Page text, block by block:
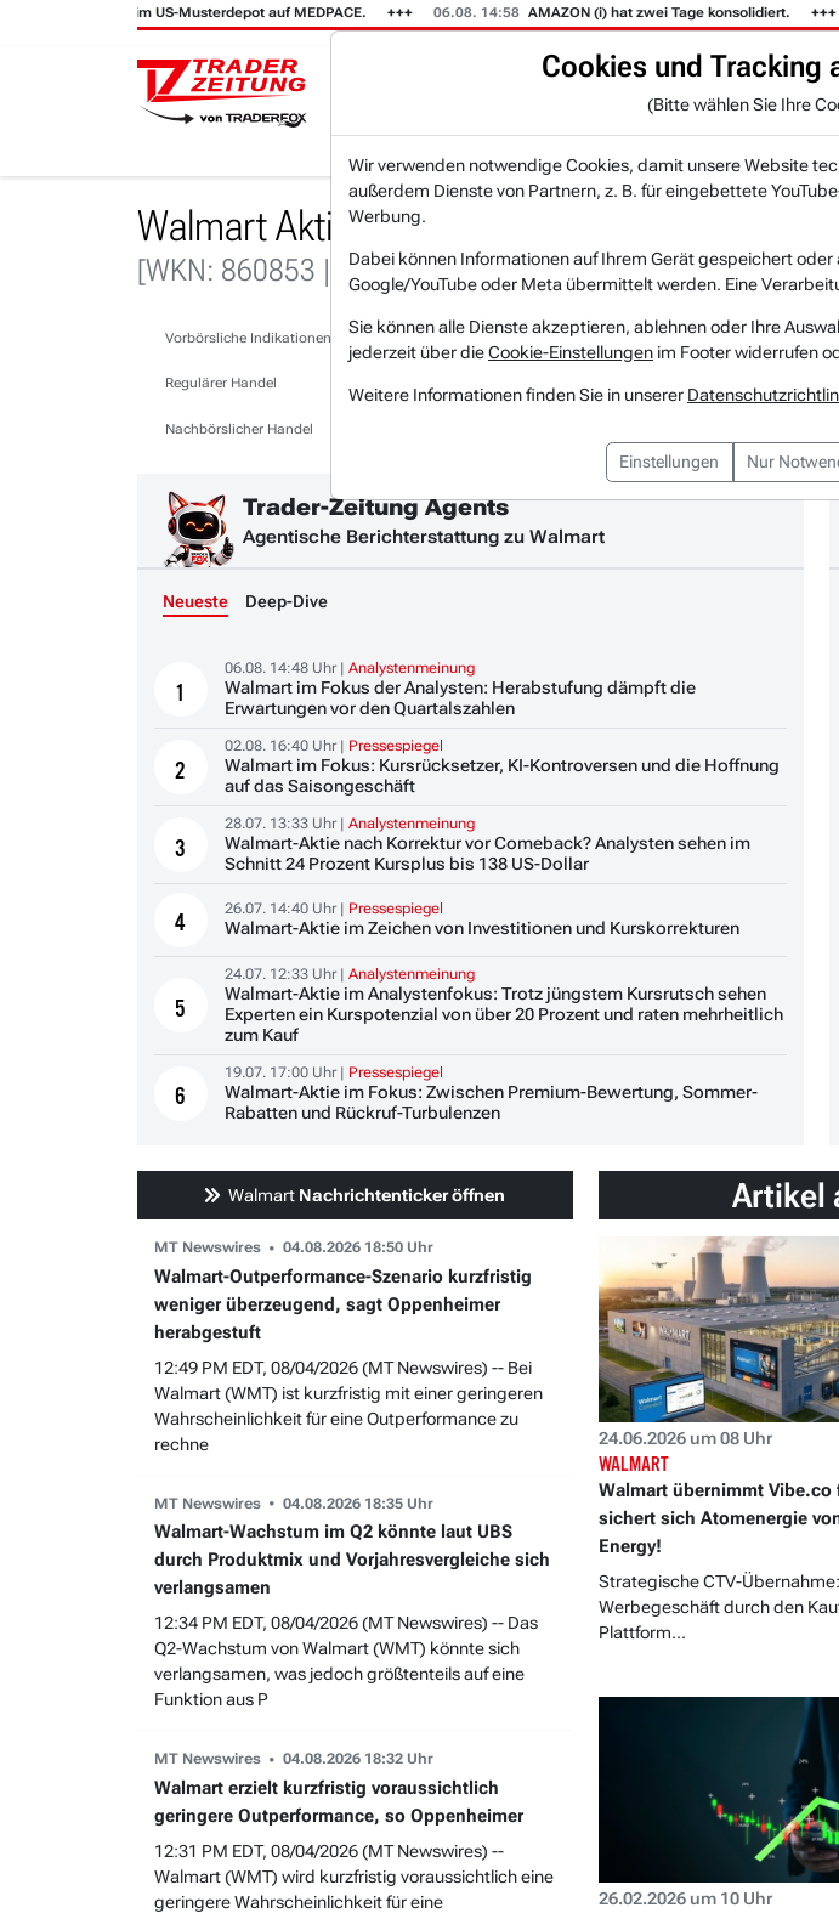
setzen im US-Musterdepot auf MEDPACE. 06.08. 14:58 AMAZON (i) hat zwei Tage konsolidiert.
KI-Agenten NEU
Walmart Aktie News & Nachrichten
[WKN: 860853 | Symbol: WMT]
Vorbörsliche Indikationen
Regulärer Handel
Nachbörslicher Handel
Trader-Zeitung Agents
Agentische Berichterstattung zu Walmart
Neueste Deep-Dive
1
06.08. 14:48 Uhr |Analystenmeinung
Walmart im Fokus der Analysten: Herabstufung dämpft die
Erwartungen vor den Quartalszahlen
2
02.08. 16:40 Uhr | Pressespiegel
Walmart im Fokus: Kursrücksetzer, KI-Kontroversen und die Hoffnung
auf das Saisongeschäft
3
28.07. 13:33 Uhr |Analystenmeinung
Walmart-Aktie nach Korrektur vor Comeback? Analysten sehen im
Schnitt 24 Prozent Kursplus bis 138 US-Dollar
4 26.07. 14:40 Uhr | Pressespiegel
Walmart-Aktie im Zeichen von Investitionen und Kurskorrekturen
5
24.07. 12:33 Uhr |Analystenmeinung
Walmart-Aktie im Analystenfokus: Trotz jüngstem Kursrutsch sehen
Experten ein Kurspotenzial von über 20 Prozent und raten mehrheitlich
zum Kauf
6
19.07. 17:00 Uhr | Pressespiegel
Walmart-Aktie im Fokus: Zwischen Premium-Bewertung, Sommer-
Rabatten und Rückruf-Turbulenzen
Artikel
24.06.2026 um 08 Uhr
WALMART
Walmart übernimmt Vibe.co
sichert sich Atomenergie
Energy!
Strategische CTV-
Werbegeschäft durch den
Plattform...
26.02.2026 um 10 Uhr
Walmart Nachrichtenticker öffnen
MT Newswires 04.08.2026 18:50 Uhr
Walmart-Outperformance-Szenario kurzfristig
weniger überzeugend, sagt Oppenheimer
herabgestuft
12:49 PM EDT, 08/04/2026 (MT Newswires) -- Bei
Walmart (WMT) ist kurzfristig mit einer geringeren
Wahrscheinlichkeit für eine Outperformance zu
rechne
MT Newswires 04.08.2026 18:35 Uhr
Walmart-Wachstum im Q2 könnte laut UBS
durch Produktmix und Vorjahresvergleiche sich
verlangsamen
12:34 PM EDT, 08/04/2026 (MT Newswires) -- Das
Q2-Wachstum von Walmart (WMT) könnte sich
verlangsamen, was jedoch größtenteils auf eine
Funktion aus P
MT Newswires 04.08.2026 18:32 Uhr
Walmart erzielt kurzfristig voraussichtlich
geringere Outperformance, so Oppenheimer
12:31 PM EDT, 08/04/2026 (MT Newswires) --
Walmart (WMT) wird kurzfristig voraussichtlich eine
geringere Wahrscheinlichkeit für eine
Cookies und Tracking
(Bitte wählen Sie Ihre
Wir verwenden notwendige Cookies, damit unsere Website
außerdem Dienste von Partnern, z. B. für eingebettete
Werbung.
Dabei können Informationen auf Ihrem Gerät gespeichert
Google/YouTube oder Meta übermittelt werden. Eine
Sie können alle Dienste akzeptieren, ablehnen oder Ihre
jederzeit über dieCookie-Einstellungen im Footer widerrufen
Weitere Informationen finden Sie in unserer
Einstellungen Nur